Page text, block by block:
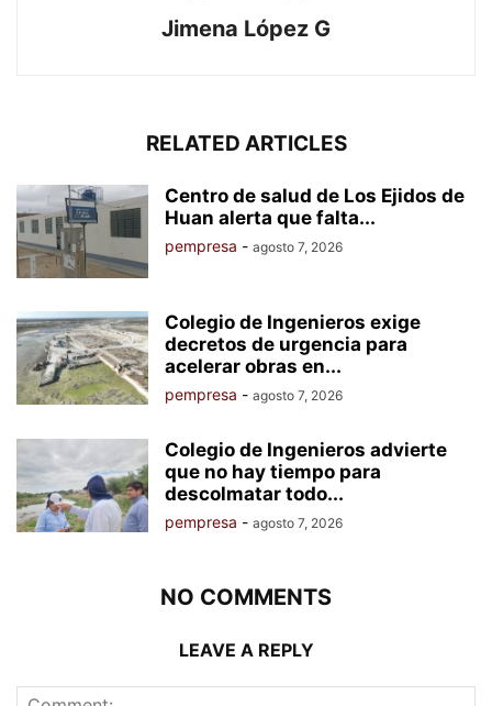
Jimena López G
RELATED ARTICLES
Centro de salud de Los Ejidos de
Huan alerta que falta...
pempresa - agosto 7, 2026
Colegio de Ingenieros exige
decretos de urgencia para
acelerar obras en...
pempresa - agosto 7, 2026
Colegio de Ingenieros advierte
que no hay tiempo para
descolmatar todo...
pempresa - agosto 7, 2026
NO COMMENTS
LEAVE A REPLY